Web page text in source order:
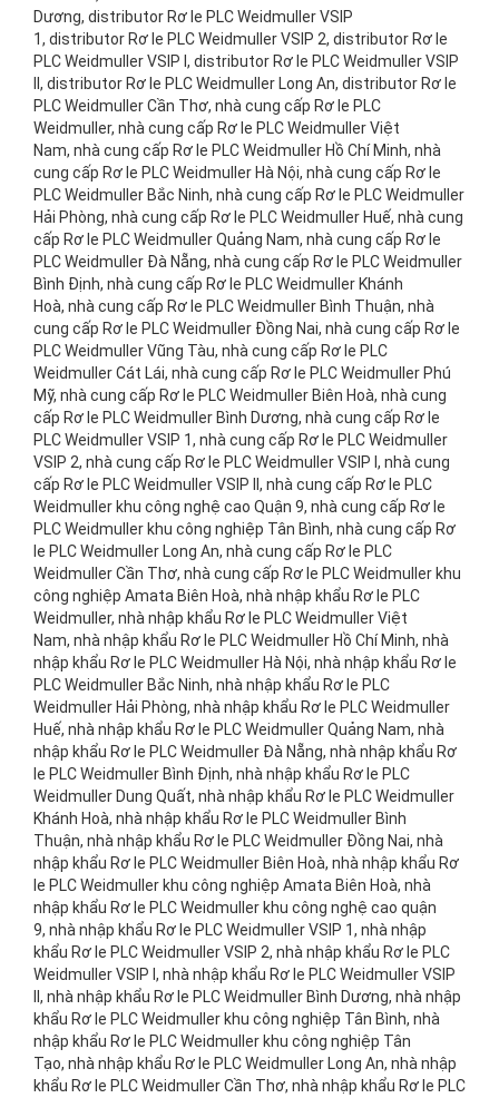
Dương, distributor Rơ le PLC Weidmuller VSIP
1, distributor Rơ le PLC Weidmuller VSIP 2, distributor Rơ le
PLC Weidmuller VSIP I, distributor Rơ le PLC Weidmuller VSIP
II, distributor Rơ le PLC Weidmuller Long An, distributor Rơ le
PLC Weidmuller Cần Thơ, nhà cung cấp Rơ le PLC
Weidmuller, nhà cung cấp Rơ le PLC Weidmuller Việt
Nam, nhà cung cấp Rơ le PLC Weidmuller Hồ Chí Minh, nhà
cung cấp Rơ le PLC Weidmuller Hà Nội, nhà cung cấp Rơ le
PLC Weidmuller Bắc Ninh, nhà cung cấp Rơ le PLC Weidmuller
Hải Phòng, nhà cung cấp Rơ le PLC Weidmuller Huế, nhà cung
cấp Rơ le PLC Weidmuller Quảng Nam, nhà cung cấp Rơ le
PLC Weidmuller Đà Nẵng, nhà cung cấp Rơ le PLC Weidmuller
Bình Định, nhà cung cấp Rơ le PLC Weidmuller Khánh
Hoà, nhà cung cấp Rơ le PLC Weidmuller Bình Thuận, nhà
cung cấp Rơ le PLC Weidmuller Đồng Nai, nhà cung cấp Rơ le
PLC Weidmuller Vũng Tàu, nhà cung cấp Rơ le PLC
Weidmuller Cát Lái, nhà cung cấp Rơ le PLC Weidmuller Phú
Mỹ, nhà cung cấp Rơ le PLC Weidmuller Biên Hoà, nhà cung
cấp Rơ le PLC Weidmuller Bình Dương, nhà cung cấp Rơ le
PLC Weidmuller VSIP 1, nhà cung cấp Rơ le PLC Weidmuller
VSIP 2, nhà cung cấp Rơ le PLC Weidmuller VSIP I, nhà cung
cấp Rơ le PLC Weidmuller VSIP II, nhà cung cấp Rơ le PLC
Weidmuller khu công nghệ cao Quận 9, nhà cung cấp Rơ le
PLC Weidmuller khu công nghiệp Tân Bình, nhà cung cấp Rơ
le PLC Weidmuller Long An, nhà cung cấp Rơ le PLC
Weidmuller Cần Thơ, nhà cung cấp Rơ le PLC Weidmuller khu
công nghiệp Amata Biên Hoà, nhà nhập khẩu Rơ le PLC
Weidmuller, nhà nhập khẩu Rơ le PLC Weidmuller Việt
Nam, nhà nhập khẩu Rơ le PLC Weidmuller Hồ Chí Minh, nhà
nhập khẩu Rơ le PLC Weidmuller Hà Nội, nhà nhập khẩu Rơ le
PLC Weidmuller Bắc Ninh, nhà nhập khẩu Rơ le PLC
Weidmuller Hải Phòng, nhà nhập khẩu Rơ le PLC Weidmuller
Huế, nhà nhập khẩu Rơ le PLC Weidmuller Quảng Nam, nhà
nhập khẩu Rơ le PLC Weidmuller Đà Nẵng, nhà nhập khẩu Rơ
le PLC Weidmuller Bình Định, nhà nhập khẩu Rơ le PLC
Weidmuller Dung Quất, nhà nhập khẩu Rơ le PLC Weidmuller
Khánh Hoà, nhà nhập khẩu Rơ le PLC Weidmuller Bình
Thuận, nhà nhập khẩu Rơ le PLC Weidmuller Đồng Nai, nhà
nhập khẩu Rơ le PLC Weidmuller Biên Hoà, nhà nhập khẩu Rơ
le PLC Weidmuller khu công nghiệp Amata Biên Hoà, nhà
nhập khẩu Rơ le PLC Weidmuller khu công nghệ cao quận
9, nhà nhập khẩu Rơ le PLC Weidmuller VSIP 1, nhà nhập
khẩu Rơ le PLC Weidmuller VSIP 2, nhà nhập khẩu Rơ le PLC
Weidmuller VSIP I, nhà nhập khẩu Rơ le PLC Weidmuller VSIP
II, nhà nhập khẩu Rơ le PLC Weidmuller Bình Dương, nhà nhập
khẩu Rơ le PLC Weidmuller khu công nghiệp Tân Bình, nhà
nhập khẩu Rơ le PLC Weidmuller khu công nghiệp Tân
Tạo, nhà nhập khẩu Rơ le PLC Weidmuller Long An, nhà nhập
khẩu Rơ le PLC Weidmuller Cần Thơ, nhà nhập khẩu Rơ le PLC